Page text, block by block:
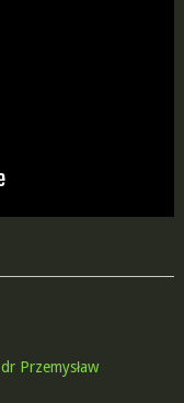
dr Przemysław